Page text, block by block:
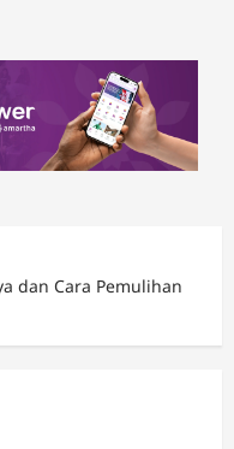
dan Cara Pemulihan